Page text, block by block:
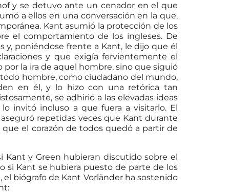
y se detuvo ante un cenador en el que
a ellos en una conversación en la que,
Kant asumió la protección de los
el comportamiento de los ingleses. De
poniéndose frente a Kant, le dijo que él
y que exigía fervientemente el
la ira de aquel hombre, sino que siguió
hombre, como ciudadano del mundo,
en él, y lo hizo con una retórica tan
se adhirió a las elevadas ideas
invitó incluso a que fuera a visitarlo. El
repetidas veces que Kant durante
el corazón de todos quedó a partir de
Kant y Green hubieran discutido sobre el
si Kant se hubiera puesto de parte de los
biógrafo de Kant Vorländer ha sostenido